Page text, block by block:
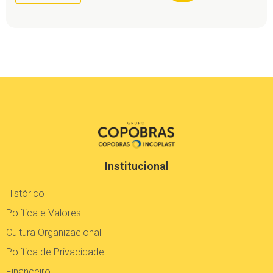
Institucional
Histórico
Política e Valores
Cultura Organizacional
Política de Privacidade
Financeiro